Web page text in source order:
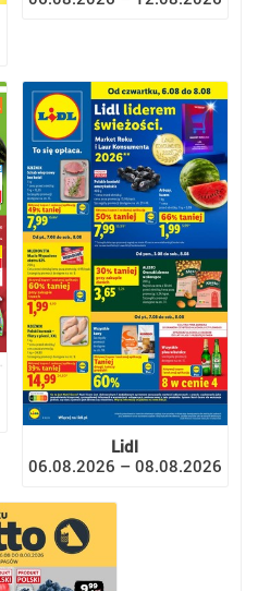
Lidl
06.08.2026 – 08.08.2026